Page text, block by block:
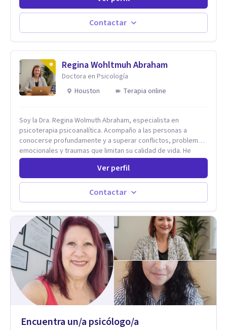
grave, pero podría ayudar. Si estás en adicciones y tu
intención es hacer algo con lo que te está pasando. No dudes
en comunicarte a fin de comenzar a resolver la situación que
Contactar
Regina Wohltmuh Abraham
Doctora en Psicología
Houston
Terapia online
Soy la Dra. Regina Wolmuth Abraham, especialista en
psicoterapia psicoanalítica. Acompaño a las personas a
conocerse profundamente y a superar conflictos, problemas
emocionales y traumas que limitan su calidad de vida. He
trabajado en reconocidas instituciones como el Hospital
Psiquiátrico San Rafael, Instituto Psiquiátrico MENDAO, San
Bernardino, Hospital Psiquiátrico Infantil y el Centro de
Integración Juvenil. Además, tuve el privilegio de colaborar
en comunidades como Olivar del Conde y Xochimilco, lo que
Ver perfil
Contactar
Encuentra un/a psicólogo/a